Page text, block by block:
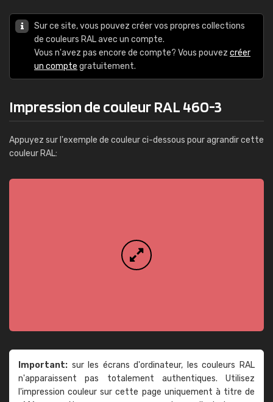
Sur ce site, vous pouvez créer vos propres collections
de couleurs RAL avec un compte.
Vous n'avez pas encore de compte? Vous pouvez créer
un compte gratuitement.
Impression de couleur RAL 460-3
Appuyez sur l'exemple de couleur ci-dessous pour agrandir cette
couleur RAL:
Important: sur les écrans d'ordinateur, les couleurs RAL
n'apparaissent pas totalement authentiques. Utilisez
l'impression couleur sur cette page uniquement à titre de